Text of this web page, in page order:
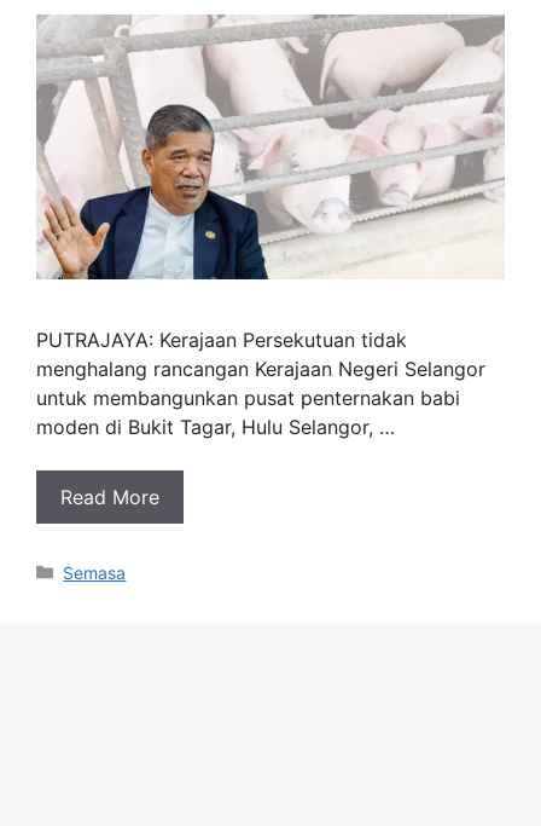
PUTRAJAYA: Kerajaan Persekutuan tidak
menghalang rancangan Kerajaan Negeri Selangor
untuk membangunkan pusat penternakan babi
moden di Bukit Tagar, Hulu Selangor, …
Read More
Categories
Semasa